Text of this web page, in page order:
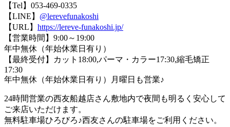
【Tel】053-469-0335
【LINE】 @lerevefunakoshi
【URL】 https://lereve-funakoshi.jp/
【営業時間】9:00～19:00
年中無休（年始休業日有り）
【最終受付】カット18:00,パーマ・カラー17:30,縮毛矯正
17:30
年中無休（年始休業日有り）月曜日も営業♪
24時間営業の西友船越店さん敷地内で夜間も明るく安心して
ご来店いただけます。
無料駐車場ひろびろ♪西友さんの駐車場をご利用ください。